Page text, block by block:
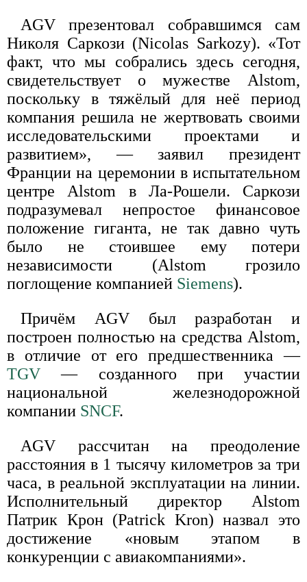
AGV презентовал собравшимся сам
Николя Саркози (Nicolas Sarkozy). «Тот
факт, что мы собрались здесь сегодня,
свидетельствует о мужестве Alstom,
поскольку в тяжёлый для неё период
компания решила не жертвовать своими
исследовательскими проектами и
развитием», — заявил президент
Франции на церемонии в испытательном
центре Alstom в Ла-Рошели. Саркози
подразумевал непростое финансовое
положение гиганта, не так давно чуть
было не стоившее ему потери
независимости (Alstom грозило
поглощение компанией Siemens).
Причём AGV был разработан и
построен полностью на средства Alstom,
в отличие от его предшественника —
TGV — созданного при участии
национальной железнодорожной
компании SNCF.
AGV рассчитан на преодоление
расстояния в 1 тысячу километров за три
часа, в реальной эксплуатации на линии.
Исполнительный директор Alstom
Патрик Крон (Patrick Kron) назвал это
достижение «новым этапом в
конкуренции с авиакомпаниями».